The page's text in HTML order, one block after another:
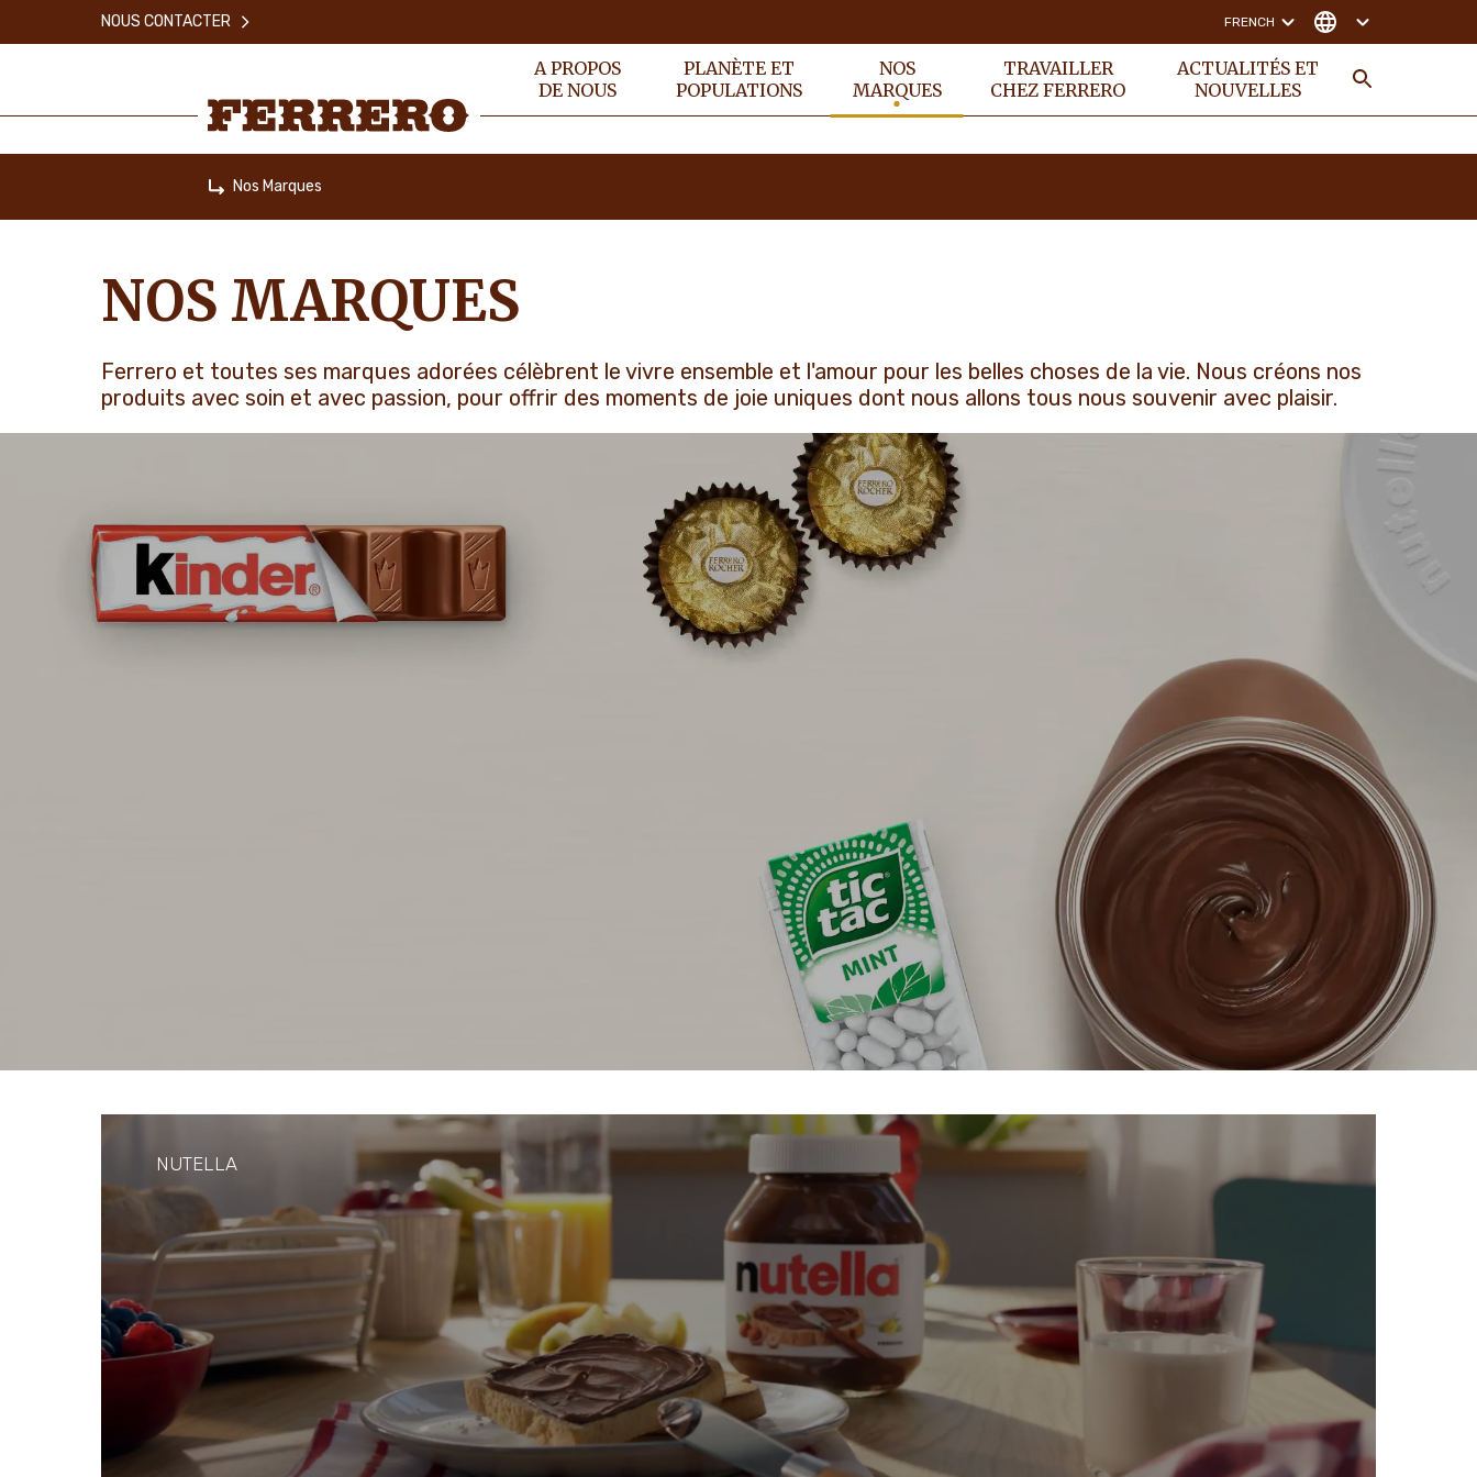
A PROPOS
DE NOUS
PLANÈTE ET
POPULATIONS
NOS
MARQUES
TRAVAILLER
CHEZ FERRERO
ACTUALITÉS ET
NOUVELLES
NOUS CONTACTER FRENCH
Nos Marques
NOS MARQUES
Ferrero et toutes ses marques adorées célèbrent le vivre ensemble et l'amour pour les belles choses de la vie. Nous créons nos
produits avec soin et avec passion, pour offrir des moments de joie uniques dont nous allons tous nous souvenir avec plaisir.
NUTELLA